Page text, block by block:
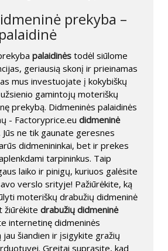
prekyba –
palaidinės todėl siūlome
geriausią skonį ir prieinamas
mus investuojate į kokybiškų
gamintojų moteriškų
prekybą. Didmeninės palaidinės
- Factoryprice.eu didmeninė
Jūs ne tik gaunate geresnes
didmenininkai, bet ir prekes
tarpininkus. Taip
laiko ir pinigų, kuriuos galėsite
verslo srityje! Pažiūrėkite, ką
moteriškų drabužių didmeninė
žiūrėkite drabužių didmeninė
internetinę didmeninės
šiandien ir įsigykite gražių
Greitai suprasite, kad